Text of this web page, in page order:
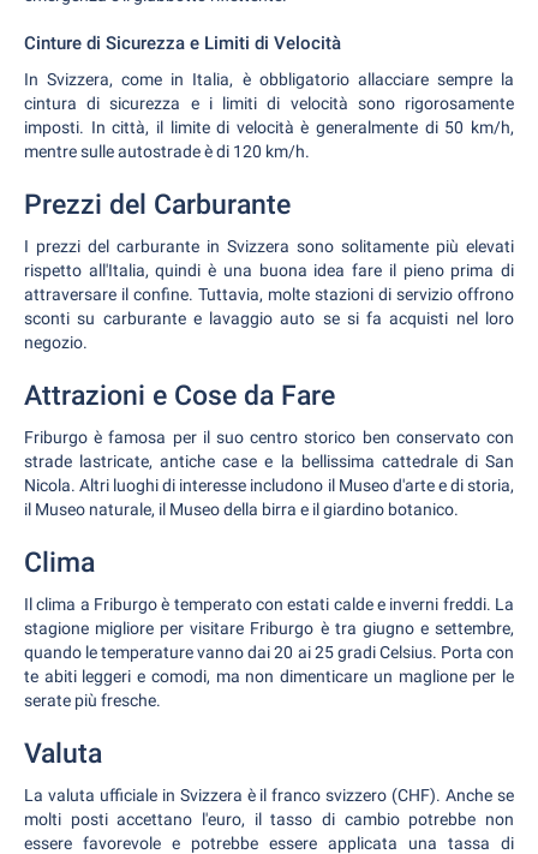
Cinture di Sicurezza e Limiti di Velocità
In Svizzera, come in Italia, è obbligatorio allacciare sempre la
cintura di sicurezza e i limiti di velocità sono rigorosamente
imposti. In città, il limite di velocità è generalmente di 50 km/h,
mentre sulle autostrade è di 120 km/h.
Prezzi del Carburante
I prezzi del carburante in Svizzera sono solitamente più elevati
rispetto all'Italia, quindi è una buona idea fare il pieno prima di
attraversare il confine. Tuttavia, molte stazioni di servizio offrono
sconti su carburante e lavaggio auto se si fa acquisti nel loro
negozio.
Attrazioni e Cose da Fare
Friburgo è famosa per il suo centro storico ben conservato con
strade lastricate, antiche case e la bellissima cattedrale di San
Nicola. Altri luoghi di interesse includono il Museo d'arte e di storia,
il Museo naturale, il Museo della birra e il giardino botanico.
Clima
Il clima a Friburgo è temperato con estati calde e inverni freddi. La
stagione migliore per visitare Friburgo è tra giugno e settembre,
quando le temperature vanno dai 20 ai 25 gradi Celsius. Porta con
te abiti leggeri e comodi, ma non dimenticare un maglione per le
serate più fresche.
Valuta
La valuta ufficiale in Svizzera è il franco svizzero (CHF). Anche se
molti posti accettano l'euro, il tasso di cambio potrebbe non
essere favorevole e potrebbe essere applicata una tassa di